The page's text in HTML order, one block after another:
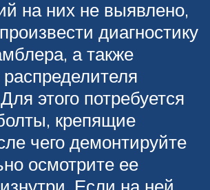
на них не выявлено,
диагностику
а также
этого потребуется
крепящие
чего демонтируйте
осмотрите ее